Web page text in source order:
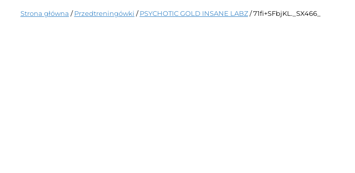
Strona główna /Przedtreningówki /PSYCHOTIC GOLD INSANE LABZ/ 71fi+SFbjKL._SX466_